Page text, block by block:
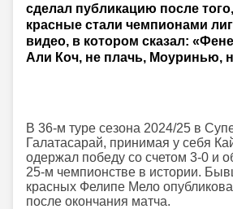
сделал публикацию после
красные стали чемпионами
видео, в котором сказал:
Али Коч, не плачь, Моуринью,
В 36-м туре сезона 2024/25 в
Галатасарай, принимая у себя
одержал победу со счетом 3-0 и
25-м чемпионстве в истории.
красных Фелипе Мело
после окончания матча.